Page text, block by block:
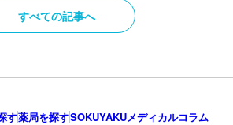
すべての記事へ
す薬局を探すSOKUYAKUメディカルコラム